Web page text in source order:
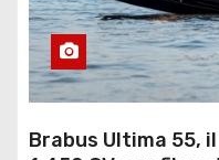
Brabus Ultima 55,